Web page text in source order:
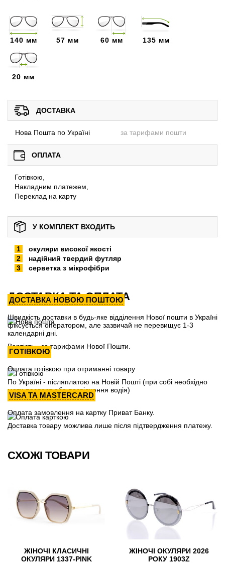
140 мм 57 мм 60 мм 135 мм
20 мм
ДОСТАВКА
Нова Пошта по Україні за тарифами пошти
ОПЛАТА
Готівкою,
Накладним платежем,
Переклад на карту
У КОМПЛЕКТ ВХОДИТЬ
окуляри високої якості
надійний твердий футляр
серветка з мікрофібри
ДОСТАВКА ТА ОПЛАТА
ДОСТАВКА НОВОЮ ПОШТОЮ
Швидкість доставки в будь-яке відділення Нової пошти в Україні
фіксується оператором, але зазвичай не перевищує 1-3
календарні дні.
Вартість - за тарифами Нової Пошти.
ГОТІВКОЮ
Оплата готівкою при отриманні товару
По Україні - післяплатою на Новій Пошті (при собі необхідно
мати паспорт або посвідчення водія)
VISA ТА MASTERCARD
Оплата замовлення на картку Приват Банку.
Доставка товару можлива лише після підтвердження платежу.
СХОЖІ ТОВАРИ
ЖІНОЧІ КЛАСИЧНІ
ОКУЛЯРИ 1337-PINK
ЖІНОЧІ ОКУЛЯРИ 2026
РОКУ 1903Z